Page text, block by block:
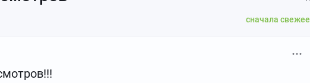
сначала свежее